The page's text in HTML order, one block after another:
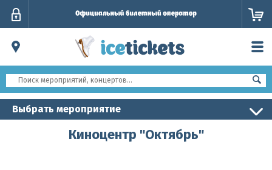
Выбрать мероприятие
Киноцентр "Октябрь"